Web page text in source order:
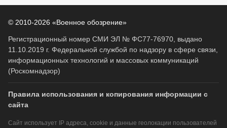
© 2010-2026 «Военное обозрение»
Регистрационный номер СМИ ЭЛ № ФС77-76970, выдано
11.10.2019 г. Федеральной службой по надзору в сфере связи,
информационных технологий и массовых коммуникаций
(Роскомнадзор)
Правила использования и копирования информации с
сайта
Сайт использует IP адреса, cookie и данные геолокации пользователей